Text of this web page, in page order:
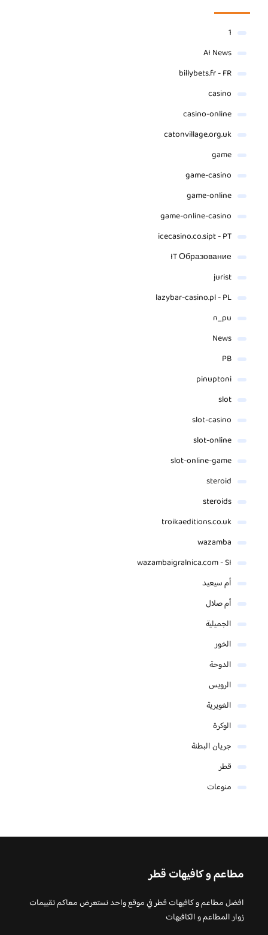
1
AI News
billybets.fr - FR
casino
casino-online
catonvillage.org.uk
game
game-casino
game-online
game-online-casino
icecasino.co.sipt - PT
IT Образование
jurist
lazybar-casino.pl - PL
n_pu
News
PB
pinuptoni
slot
slot-casino
slot-online
slot-online-game
steroid
steroids
troikaeditions.co.uk
wazamba
wazambaigralnica.com - SI
أم سيعيد
أم صلال
الجميلية
الخور
الدوحة
الرويس
الغويرية
الوكرة
جريان البطنة
قطر
منوعات
مطاعم و كافيهات قطر
افضل مطاعم و كافيهات قطر في موقع واحد نستعرض معاكم تقييمات
زوار المطاعم و الكافيهات